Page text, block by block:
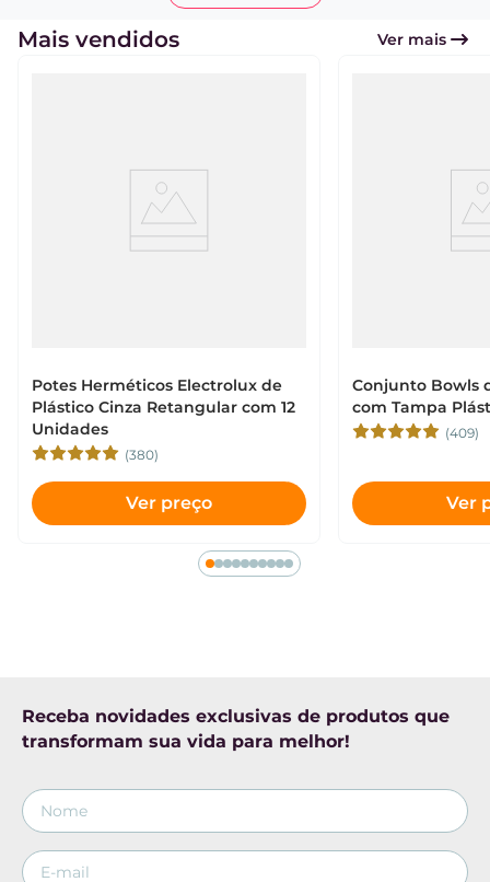
Mais vendidos Ver mais
Potes Herméticos Electrolux de
Plástico Cinza Retangular com 12
Unidades
(380)
Ver preço
Conjunto Bowls
com Tampa
(409)
Ver
Receba novidades exclusivas de produtos que
transformam sua vida para melhor!